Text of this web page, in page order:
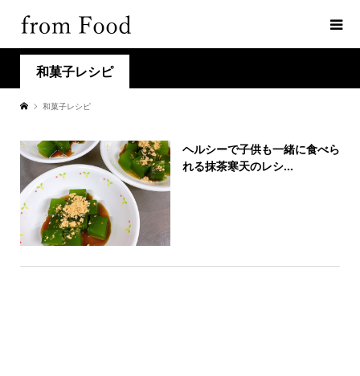
和菓子レシピ
和菓子レシピ
ヘルシーで子供も一緒に食べら
れる抹茶寒天のレシ...